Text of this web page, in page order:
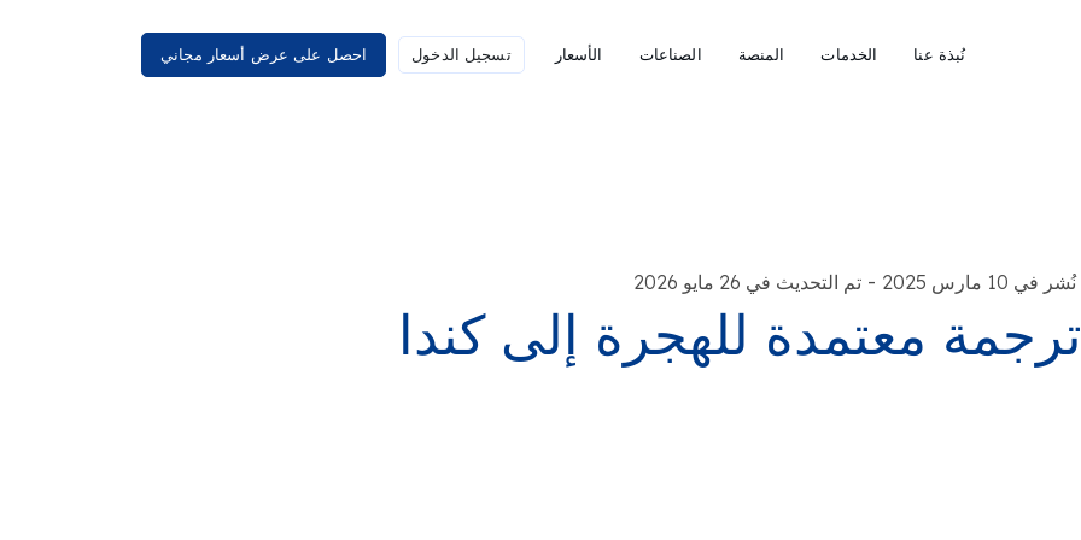
نُبذة عنا الخدمات المنصة الصناعات الأسعار تسجيل الدخول احصل على عرض أسعار مجاني
نُشر في 10 مارس 2025 - تم التحديث في 26 مايو 2026
ترجمة معتمدة للهجرة إلى كندا